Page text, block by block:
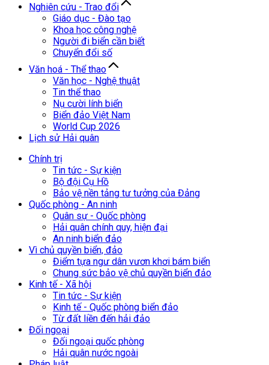
Nghiên cứu - Trao đổi
Giáo dục - Đào tạo
Khoa học công nghệ
Người đi biển cần biết
Chuyển đổi số
Văn hoá - Thể thao
Văn học - Nghệ thuật
Tin thể thao
Nụ cười lính biển
Biển đảo Việt Nam
World Cup 2026
Lịch sử Hải quân
Chính trị
Tin tức - Sự kiện
Bộ đội Cụ Hồ
Bảo vệ nền tảng tư tưởng của Đảng
Quốc phòng - An ninh
Quân sự - Quốc phòng
Hải quân chính quy, hiện đại
An ninh biển đảo
Vì chủ quyền biển, đảo
Điểm tựa ngư dân vươn khơi bám biển
Chung sức bảo vệ chủ quyền biển đảo
Kinh tế - Xã hội
Tin tức - Sự kiện
Kinh tế - Quốc phòng biển đảo
Từ đất liền đến hải đảo
Đối ngoại
Đối ngoại quốc phòng
Hải quân nước ngoài